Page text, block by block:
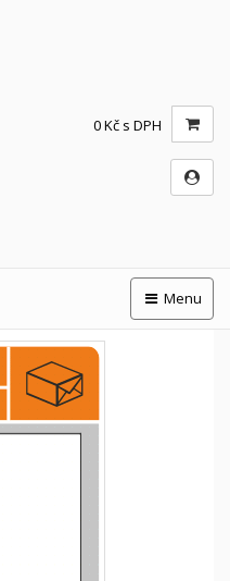
0 Kč s DPH
Menu